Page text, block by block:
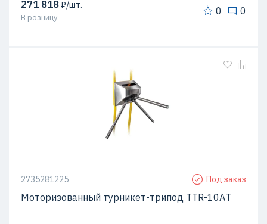
271 818₽/шт.
В розницу
0 0
2735281225 Под заказ
Моторизованный турникет-трипод TTR-10АT